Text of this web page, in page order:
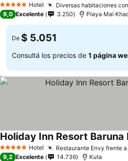
5 Estrellas Hotel Diversas habitaciones
9,0 Excelente 3.250 Playa Mai
De $ 5.051
Consultá los precios de 1 página
5 Estrellas Hotel Restaurante Envy frente
Holiday Inn Resort Baruna
9,2 Excelente 14.736 Kuta